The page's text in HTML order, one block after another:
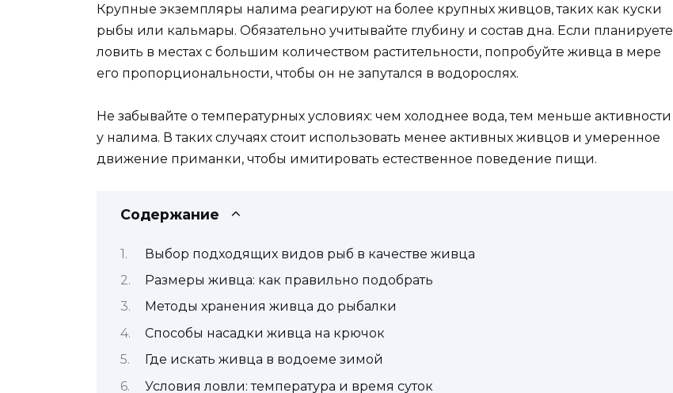
Крупные экземпляры налима реагируют на более крупных живцов, таких как куски
рыбы или кальмары. Обязательно учитывайте глубину и состав дна. Если планируете
ловить в местах с большим количеством растительности, попробуйте живца в мере
его пропорциональности, чтобы он не запутался в водорослях.
Не забывайте о температурных условиях: чем холоднее вода, тем меньше активности
у налима. В таких случаях стоит использовать менее активных живцов и умеренное
движение приманки, чтобы имитировать естественное поведение пищи.
Содержание
Выбор подходящих видов рыб в качестве живца
Размеры живца: как правильно подобрать
Методы хранения живца до рыбалки
Способы насадки живца на крючок
Где искать живца в водоеме зимой
Условия ловли: температура и время суток